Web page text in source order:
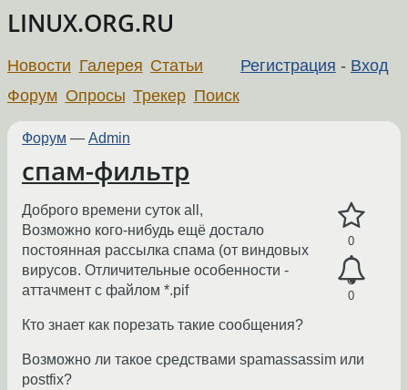
LINUX.ORG.RU
Регистрация - Вход
Новости Галерея Статьи
Форум Опросы Трекер Поиск
Форум — Admin
спам-фильтр
0
0
Доброго времени суток all,
Возможно кого-нибудь ещё достало
постоянная рассылка спама (от виндовых
вирусов. Отличительные особенности -
аттачмент с файлом *.pif
Кто знает как порезать такие сообщения?
Возможно ли такое средствами spamassassim или
postfix?